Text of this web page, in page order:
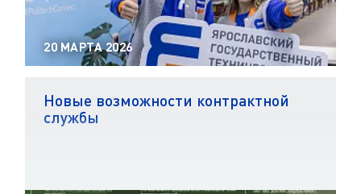
20 МАРТА 2026
Новые возможности контрактной
службы